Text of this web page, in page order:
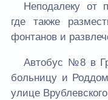
Неподалеку от
где также
фонтанов и
Автобус №8 в
больницу и
улице